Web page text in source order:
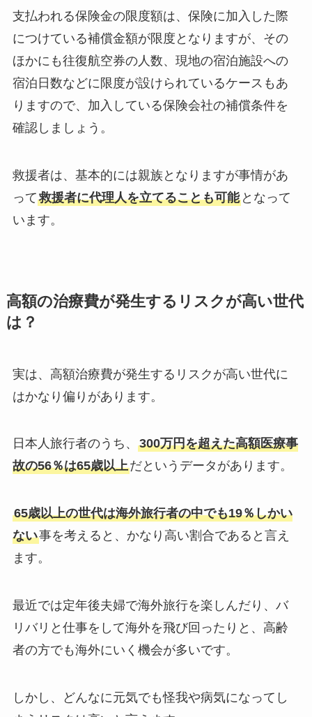
支払われる保険金の限度額は、保険に加入した際
につけている補償金額が限度となりますが、その
ほかにも往復航空券の人数、現地の宿泊施設への
宿泊日数などに限度が設けられているケースもあ
りますので、加入している保険会社の補償条件を
確認しましょう。
救援者は、基本的には親族となりますが事情があ
って救援者に代理人を立てることも可能となって
います。
高額の治療費が発生するリスクが高い世代
は？
実は、高額治療費が発生するリスクが高い世代に
はかなり偏りがあります。
日本人旅行者のうち、 300万円を超えた高額医療事
故の56％は65歳以上だというデータがあります。
65歳以上の世代は海外旅行者の中でも19％しかい
ない事を考えると、かなり高い割合であると言え
ます。
最近では定年後夫婦で海外旅行を楽しんだり、バ
リバリと仕事をして海外を飛び回ったりと、高齢
者の方でも海外にいく機会が多いです。
しかし、どんなに元気でも怪我や病気になってし